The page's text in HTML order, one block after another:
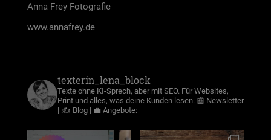
Anna Frey Foto­gra­fie
www.annafrey.de
texterin_lena_block
Texte ohne KI-Sprech, aber mit SEO. Für Websites,
Print und alles, was deine Kunden lesen. 📰 Newsletter
| ✍️ Blog | 💼 Angebote: